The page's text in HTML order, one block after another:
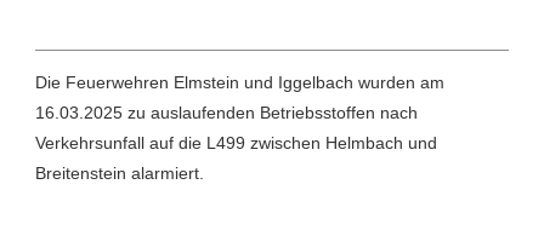
Die Feuerwehren Elmstein und Iggelbach wurden am
16.03.2025 zu auslaufenden Betriebsstoffen nach
Verkehrsunfall auf die L499 zwischen Helmbach und
Breitenstein alarmiert.